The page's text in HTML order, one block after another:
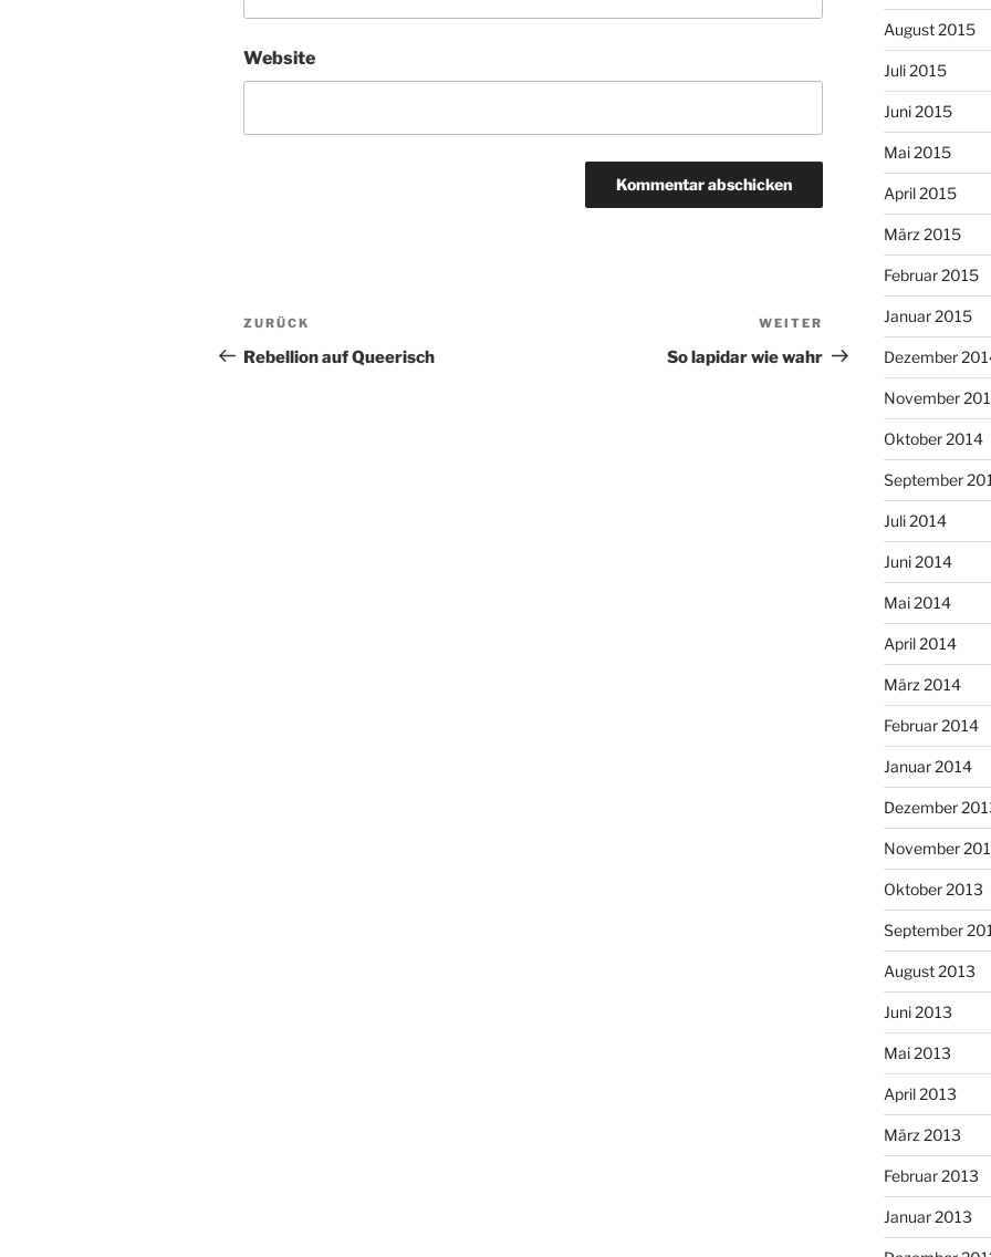
Website
Beitragsnavigation
Vorheriger
Beitrag
ZURÜCK
Rebellion auf Queerisch
Nächster
Beitrag
WEITER
So lapidar wie wahr
August 2015
Juli 2015
Juni 2015
Mai 2015
April 2015
März 2015
Februar 2015
Januar 2015
Dezember
November
Oktober 2014
September
Juli 2014
Juni 2014
Mai 2014
April 2014
März 2014
Februar 2014
Januar 2014
Dezember
November
Oktober 2013
September
August 2013
Juni 2013
Mai 2013
April 2013
März 2013
Februar 2013
Januar 2013